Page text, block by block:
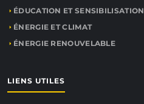
ÉDUCATION ET SENSIBILISATION
ÉNERGIE ET CLIMAT
ÉNERGIE RENOUVELABLE
LIENS UTILES